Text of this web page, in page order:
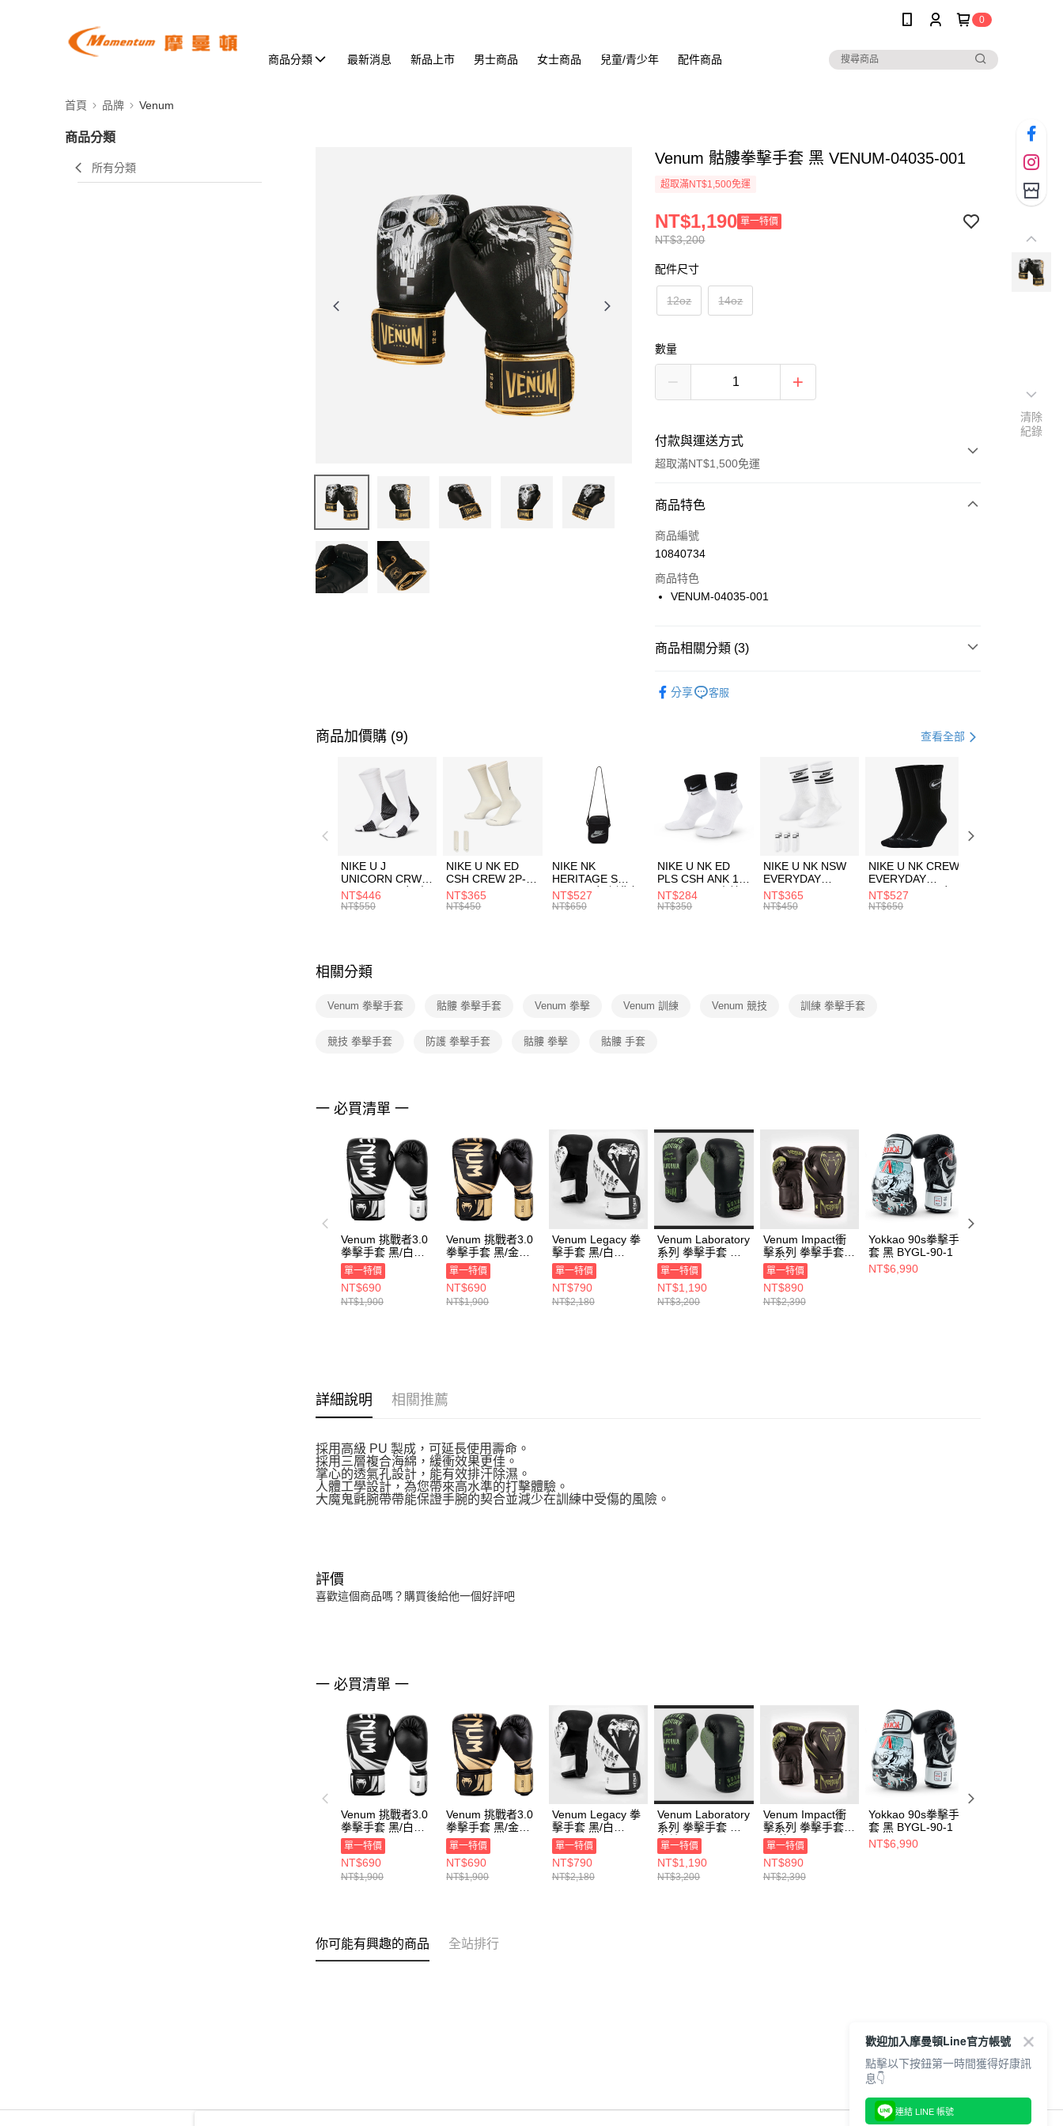
0
商品分類 最新消息 新品上市 男士商品 女士商品 兒童/青少年 配件商品
首頁 品牌 Venum
商品分類
所有分類
Venum 骷髏拳擊手套 黑 VENUM-04035-001
超取滿NT$1,500免運
NT$3,200
NT$1,190 單一特價
配件尺寸
12oz 14oz
數量
付款與運送方式
超取滿NT$1,500免運
付款方式
信用卡一次付款
上海商業儲蓄銀行
匯豐（台灣）商業銀行
台灣樂天信用卡公司
Apple Pay
AFTEE先享後付是「在收到商品之後才付款」的支付方式。 讓您購物簡單
便利好安心！
１．簡單：不需註冊會員、不需綁卡、不需儲值。
２．便利：只要手機號碼，簡訊認證，即可結帳。
３．安心：先確認商品／服務後，再付款。
【「AFTEE先享後付」結帳流程】
１．於結帳方式選擇「AFTEE先享後付」後，將跳轉至「AFTEE先享後
付」結帳頁面，進行簡訊認證並確認金額後，即可完成結帳。
２．訂單成立數日內，您將收到繳費通知簡訊。
是否繳費成功／繳費後需取消欲退款等相關疑問，請聯繫「AFTEE先享後
３．未成年的使用者請事先徵得法定代理人或監護人之同意方可使用
「AFTEE先享後付」，若未經同意申辦者引起之損失，本公司不負相關責
任。
４．使用「AFTEE先享後付」時，將依據個別帳號之用戶狀況，依本公司
即時審查核予不同之上限額度；若仍有額度不足之情形，本公司將視審查
結果請求用戶進行身份認證。
５．嚴禁一人註冊多個帳號或使用他人資訊註冊。若發現惡意使用之情
形，恩沛科技股份有限公司將有權停止該用戶之使用額度並採取法律行
動。
運送方式
7-11取貨(快速到店)
每筆NT$100，滿NT$1,500(含以上)免運費
宅配
每筆NT$100，滿NT$1,500(含以上)免運費
商品特色
商品編號
10840734
商品特色
VENUM-04035-001
商品相關分類 (3)
分享 客服
商品加價購 (9) 查看全部
NIKE U J
UNICORN CRW
1PR -160 男女 中
統襪 FZ3393100
NT$446
NT$550
NIKE U NK ED
CSH CREW 2P-
144 EMBRDY 男
女 短統襪
NT$365
NT$450
NIKE NK
HERITAGE S
SMIT 男女 側背包
BA5871010
NT$527
NT$650
NIKE U NK ED
PLS CSH ANK 1P
144 DBL 男 中統
襪 DH4058104
NT$284
NT$350
NIKE U NK NSW
EVERYDAY
ESSENTIAL CR
男女 短統襪
NT$365
NT$450
NIKE U NK CREW
EVERYDAY
BBALL 3PR 男女
長統襪
NT$527
NT$650
相關分類
Venum 拳擊手套 骷髏 拳擊手套 Venum 拳擊 Venum 訓練 Venum 競技 訓練 拳擊手套
競技 拳擊手套 防護 拳擊手套 骷髏 拳擊 骷髏 手套
一 必買清單 一
Venum 挑戰者3.0
拳擊手套 黑/白
VENUM-03525-
108
單一特價
NT$690
NT$1,900
Venum 挑戰者3.0
拳擊手套 黑/金
VENUM-03525-
126
單一特價
NT$690
NT$1,900
Venum Legacy 拳
擊手套 黑/白
VENUM-04173-
108
單一特價
NT$790
NT$2,180
Venum Laboratory
系列 拳擊手套 黑/
卡其 VENUM-
03986-539
單一特價
NT$1,190
NT$3,200
Venum Impact衝
擊系列 拳擊手套
黑/黃 VENUM-
03284-116
單一特價
NT$890
NT$2,390
Yokkao 90s拳擊手
套 黑 BYGL-90-1
NT$6,990
詳細說明 相關推薦
採用高級 PU 製成，可延長使用壽命。
採用三層複合海綿，緩衝效果更佳。
掌心的透氣孔設計，能有效排汗除濕。
人體工學設計，為您帶來高水準的打擊體驗。
大魔鬼氈腕帶帶能保證手腕的契合並減少在訓練中受傷的風險。
評價
喜歡這個商品嗎？購買後給他一個好評吧
一 必買清單 一
Venum 挑戰者3.0
拳擊手套 黑/白
VENUM-03525-
108
單一特價
NT$690
NT$1,900
Venum 挑戰者3.0
拳擊手套 黑/金
VENUM-03525-
126
單一特價
NT$690
NT$1,900
Venum Legacy 拳
擊手套 黑/白
VENUM-04173-
108
單一特價
NT$790
NT$2,180
Venum Laboratory
系列 拳擊手套 黑/
卡其 VENUM-
03986-539
單一特價
NT$1,190
NT$3,200
Venum Impact衝
擊系列 拳擊手套
黑/黃 VENUM-
03284-116
單一特價
NT$890
NT$2,390
Yokkao 90s拳擊手
套 黑 BYGL-90-1
NT$6,990
你可能有興趣的商品 全站排行
清除
紀錄
歡迎加入摩曼頓Line官方帳號
點擊以下按鈕第一時間獲得好康訊
息👇
連結 LINE 帳號